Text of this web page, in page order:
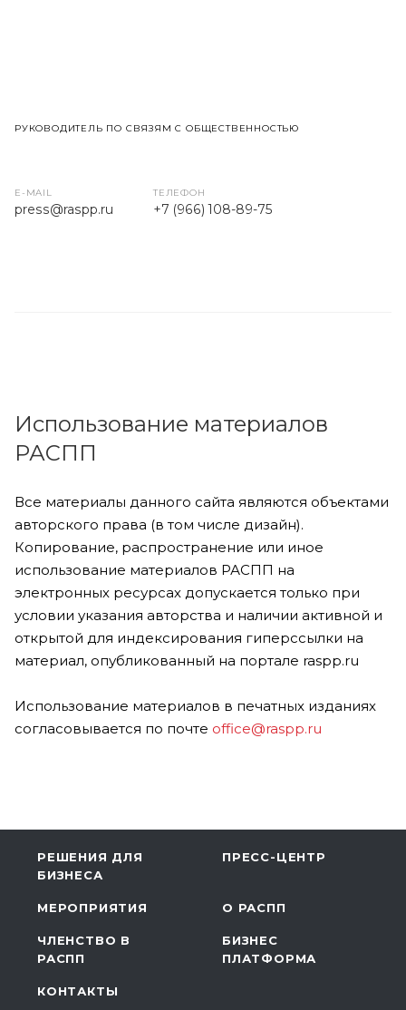
РУКОВОДИТЕЛЬ ПО СВЯЗЯМ С ОБЩЕСТВЕННОСТЬЮ
E-MAIL
press@raspp.ru
ТЕЛЕФОН
+7 (966) 108-89-75
Использование материалов
РАСПП
Все материалы данного сайта являются объектами
авторского права (в том числе дизайн).
Копирование, распространение или иное
использование материалов РАСПП на
электронных ресурсах допускается только при
условии указания авторства и наличии активной и
открытой для индексирования гиперссылки на
материал, опубликованный на портале raspp.ru
Использование материалов в печатных изданиях
согласовывается по почте office@raspp.ru
РЕШЕНИЯ ДЛЯ
БИЗНЕСА
ПРЕСС-ЦЕНТР
МЕРОПРИЯТИЯ О РАСПП
ЧЛЕНСТВО В
РАСПП
БИЗНЕС
ПЛАТФОРМА
КОНТАКТЫ